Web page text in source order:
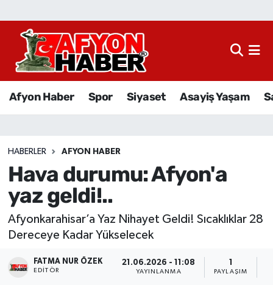
Afyon Haber Spor Siyaset Asayiş Yaşam
HABERLER AFYON HABER
Hava durumu: Afyon'a
yaz geldi!..
Afyonkarahisar’a Yaz Nihayet Geldi! Sıcaklıklar 28
Dereceye Kadar Yükselecek
FATMA NUR ÖZEK
EDITÖR
21.06.2026 - 11:08
YAYINLANMA PAYLAŞIM
Afyon Haber
Sağlık
Eğitim
Sivil Toplum
Ekonomi